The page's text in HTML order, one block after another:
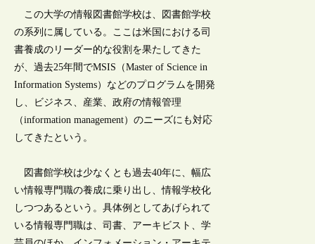
この大学の情報図書館学校は、図書館学校
の系列に属している。ここは米国における司
書養成のリーダー的な役割を果たしてきた
が、過去25年間でMSIS（Master of Science in
Information Systems）などのプログラムを開発
し、ビジネス、産業、政府の情報管理
（information management）のニーズにも対応
してきたという。
図書館学校は少なくとも過去40年に、幅広
い情報専門職の養成に乗り出し、情報学校化
しつつあるという。具体例としてあげられて
いる情報専門職は、司書、アーキビスト、学